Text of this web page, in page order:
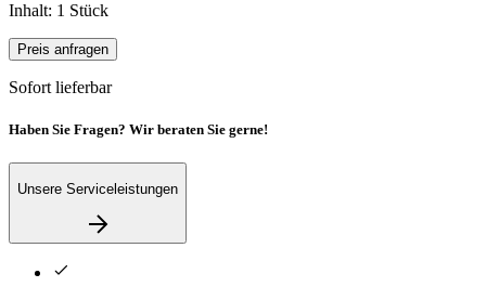
Inhalt: 1 Stück
Preis anfragen
Sofort lieferbar
Haben Sie Fragen? Wir beraten Sie gerne!
Unsere Serviceleistungen